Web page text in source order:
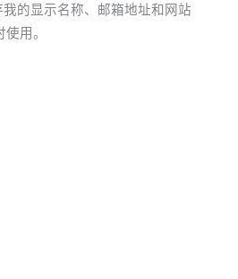
的显示名称、邮箱地址和网站
用。